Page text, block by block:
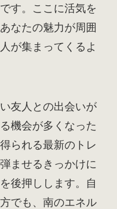
す。ここに活気を
なたの魅力が周囲
が集まってくるよ
友人との出会いが
機会が多くなった
られる最新のトレ
ませるきっかけに
後押しします。自
でも、南のエネル